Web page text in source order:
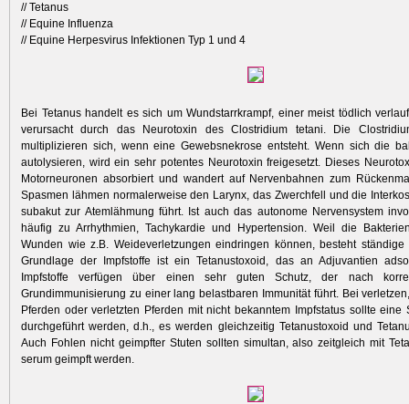
// Tetanus
// Equine Influenza
// Equine Herpesvirus Infektionen Typ 1 und 4
Bei Tetanus handelt es sich um Wundstarrkrampf, einer meist tödlich
verursacht durch das Neurotoxin des Clostridium tetani. Die
multiplizieren sich, wenn eine Gewebsnekrose entsteht. Wenn sich die
autolysieren, wird ein sehr potentes Neurotoxin freigesetzt. Dieses
Motorneuronen absorbiert und wandert auf Nervenbahnen zum
Spasmen lähmen normalerweise den Larynx, das Zwerchfell und die
subakut zur Atemlähmung führt. Ist auch das autonome Nervensystem
häufig zu Arrhythmien, Tachykardie und Hypertension. Weil die
Wunden wie z.B. Weideverletzungen eindringen können, besteht ständige
Grundlage der Impfstoffe ist ein Tetanustoxoid, das an Adjuvantien
Impfstoffe verfügen über einen sehr guten Schutz, der nach
Grundimmunisierung zu einer lang belastbaren Immunität führt. Bei
Pferden oder verletzten Pferden mit nicht bekanntem Impfstatus sollte eine
durchgeführt werden, d.h., es werden gleichzeitig Tetanustoxoid und
Auch Fohlen nicht geimpfter Stuten sollten simultan, also zeitgleich mit
serum geimpft werden.